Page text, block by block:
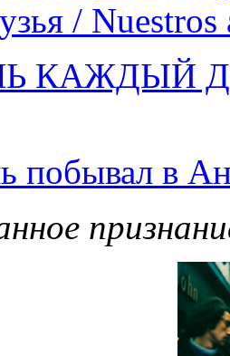
/ Nuestros
КАЖДЫЙ
побывал в